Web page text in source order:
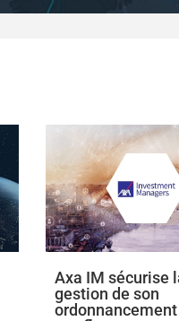
Axa IM sécurise
gestion de son